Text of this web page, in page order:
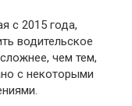
с 2015 года,
водительское
чем тем,
с некоторыми